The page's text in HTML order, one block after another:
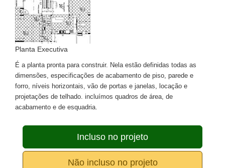
Planta Executiva
É a planta pronta para construir. Nela estão definidas todas as
dimensões, especificações de acabamento de piso, parede e
forro, níveis horizontais, vão de portas e janelas, locação e
projetações de telhado. incluímos quadros de área, de
acabamento e de esquadria.
Incluso no projeto
Não incluso no projeto